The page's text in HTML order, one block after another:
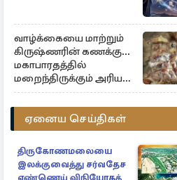
வாழ்க்கையை மாற்றும்
கிருஷ்ணரின் கணக்கு...
மகாபாரதத்தில்
மறைந்திருக்கும் அரிய
உண்மை
ஏனைய செய்திகள்
திருகோணமலையை
இலக்குவைத்து சர்வதேச